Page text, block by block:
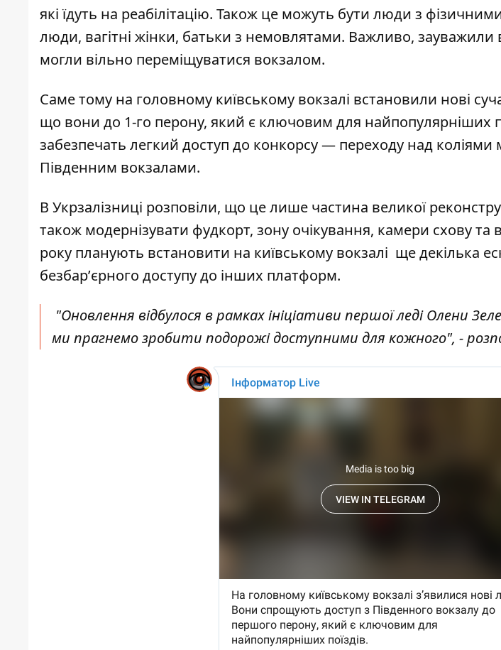
які їдуть на реабілітацію. Також це можуть бути люди з
люди, вагітні жінки, батьки з немовлятами. Важливо, зауважили
могли вільно переміщуватися вокзалом.
Саме тому на головному київському вокзалі встановили нові
що вони до 1-го перону, який є ключовим для найпопулярніших
забезпечать легкий доступ до конкорсу — переходу над
Південним вокзалами.
В Укрзалізниці розповіли, що це лише частина великої
також модернізувати фудкорт, зону очікування, камери схову та
року планують встановити на київському вокзалі ще декілька
безбарʼєрного доступу до інших платформ.
"Оновлення відбулося в рамках ініціативи першої леді Олени
ми прагнемо зробити подорожі доступними для кожного", -